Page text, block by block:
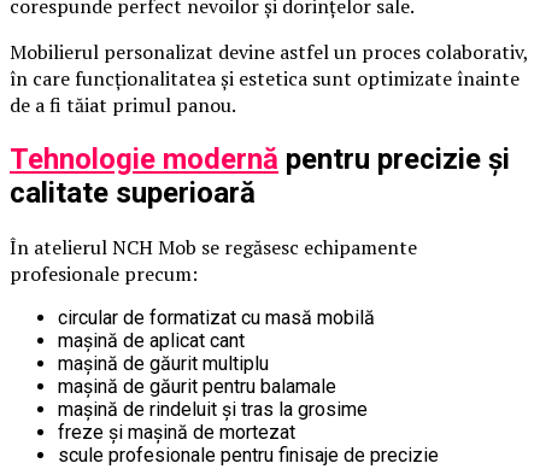
corespunde perfect nevoilor și dorințelor sale.
Mobilierul personalizat devine astfel un proces colaborativ,
în care funcționalitatea și estetica sunt optimizate înainte
de a fi tăiat primul panou.
Tehnologie modernă pentru precizie și
calitate superioară
În atelierul NCH Mob se regăsesc echipamente
profesionale precum:
circular de formatizat cu masă mobilă
mașină de aplicat cant
mașină de găurit multiplu
mașină de găurit pentru balamale
mașină de rindeluit și tras la grosime
freze și mașină de mortezat
scule profesionale pentru finisaje de precizie